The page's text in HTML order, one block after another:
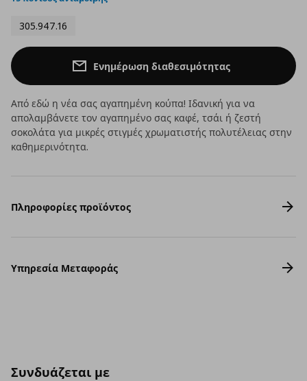
305.947.16
Ενημέρωση διαθεσιμότητας
Από εδώ η νέα σας αγαπημένη κούπα! Ιδανική για να
απολαμβάνετε τον αγαπημένο σας καφέ, τσάι ή ζεστή
σοκολάτα για μικρές στιγμές χρωματιστής πολυτέλειας στην
καθημερινότητα.
Πληροφορίες προϊόντος
Υπηρεσία Μεταφοράς
Συνδυάζεται με